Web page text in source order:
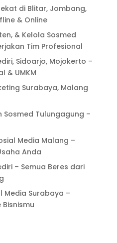
di Blitar, Jombang,
& Online
& Kelola Sosmed
Tim Profesional
Sidoarjo, Mojokerto –
& UMKM
Surabaya, Malang
Sosmed Tulungagung –
Media Malang –
Anda
– Semua Beres dari
Media Surabaya –